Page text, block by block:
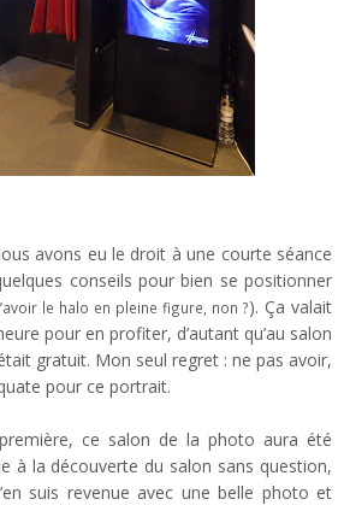
avons eu le droit à une courte séance
conseils pour bien se positionner
le halo en pleine figure, non ?). Ça valait
pour en profiter, d’autant qu’au salon
gratuit. Mon seul regret : ne pas avoir,
pour ce portrait.
ce salon de la photo aura été
à la découverte du salon sans question,
suis revenue avec une belle photo et